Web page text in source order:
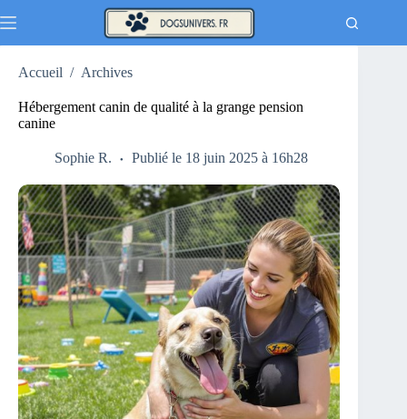
au
Accueil / Archives
Hébergement canin de qualité à la grange pension
canine
Sophie R. Publié le 18 juin 2025 à 16h28